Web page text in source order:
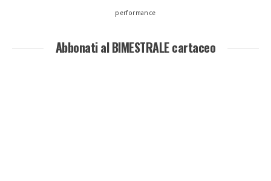
performance
Abbonati al BIMESTRALE cartaceo